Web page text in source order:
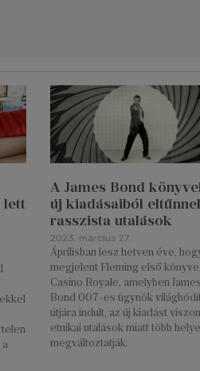
lett
A James Bond
új kiadásaiból
rasszista utalások
2023. március 27.
Áprilisban lesz hetven éve,
megjelent Fleming első
Casino Royale, amelyben James
Bond 007-es ügynök
útjára indult, az új kiadást
etnikai utalások miatt több
megváltoztatják.